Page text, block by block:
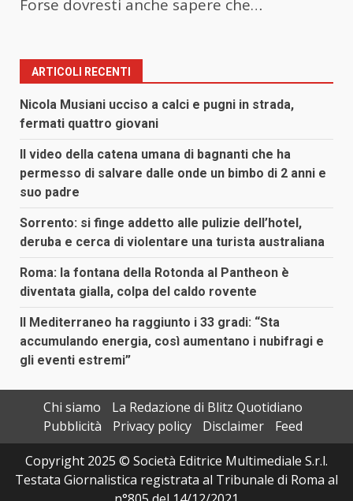
Forse dovresti anche sapere che…
ARTICOLI RECENTI
Nicola Musiani ucciso a calci e pugni in strada,
fermati quattro giovani
Il video della catena umana di bagnanti che ha
permesso di salvare dalle onde un bimbo di 2 anni e
suo padre
Sorrento: si finge addetto alle pulizie dell’hotel,
deruba e cerca di violentare una turista australiana
Roma: la fontana della Rotonda al Pantheon è
diventata gialla, colpa del caldo rovente
Il Mediterraneo ha raggiunto i 33 gradi: “Sta
accumulando energia, così aumentano i nubifragi e
gli eventi estremi”
Chi siamo
La Redazione di Blitz Quotidiano
Pubblicità
Privacy policy Disclaimer
Feed
Copyright 2025 © Società Editrice Multimediale S.r.l.
Testata Giornalistica registrata al Tribunale di Roma al